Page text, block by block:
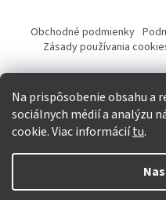
Na prispôsobenie obsahu a
sociálnych médií a analýzu
cookie. Viac informáciítu.
Obchodné podmienky
Zásady používania
Tvorba eshopu a